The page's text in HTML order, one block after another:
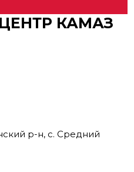
КАМАЗ
р-н, с. Средний